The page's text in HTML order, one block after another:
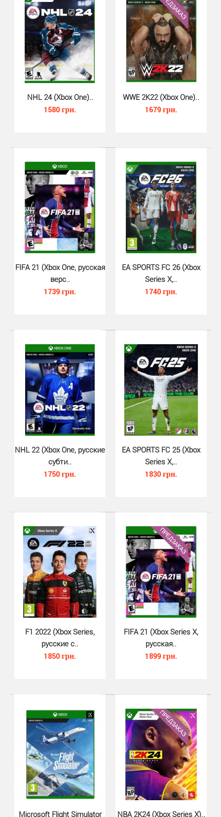
WWE Battlegrounds (Xbox One)..
WWE Battlegrounds (Xbox One) — новая
ошеломительная аркада, где ваши любимые
суперзвёзды и легенды W..
FIFA 22 (Xbox One, русская верс..
FIFA 22 для Xbox One - долгожданная новая часть
легендарного футбольного симулятора от ком..
FIFA 22 (Xbox Series X, русская..
520 грн.
FIFA 22 для Xbox Series X - долгожданная новая часть
легендарного футбольного симулятора о..
NHL 24 (Xbox One)..
1580 грн.
WWE 2K22 (Xbox One)..
1679 грн.
FIFA 21 (Xbox One, русская
верс..
1739 грн.
EA SPORTS FC 26 (Xbox
Series X,..
1740 грн.
NHL 22 (Xbox One, русские
субти..
1750 грн.
EA SPORTS FC 25 (Xbox
Series X,..
1830 грн.
F1 2022 (Xbox Series,
русские с..
1850 грн.
FIFA 21 (Xbox Series X,
русская..
1899 грн.
Microsoft Flight Simulator NBA 2K24 (Xbox Series X)..